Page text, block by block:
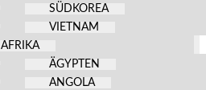
SÜDKOREA
VIETNAM
AFRIKA
ÄGYPTEN
ANGOLA